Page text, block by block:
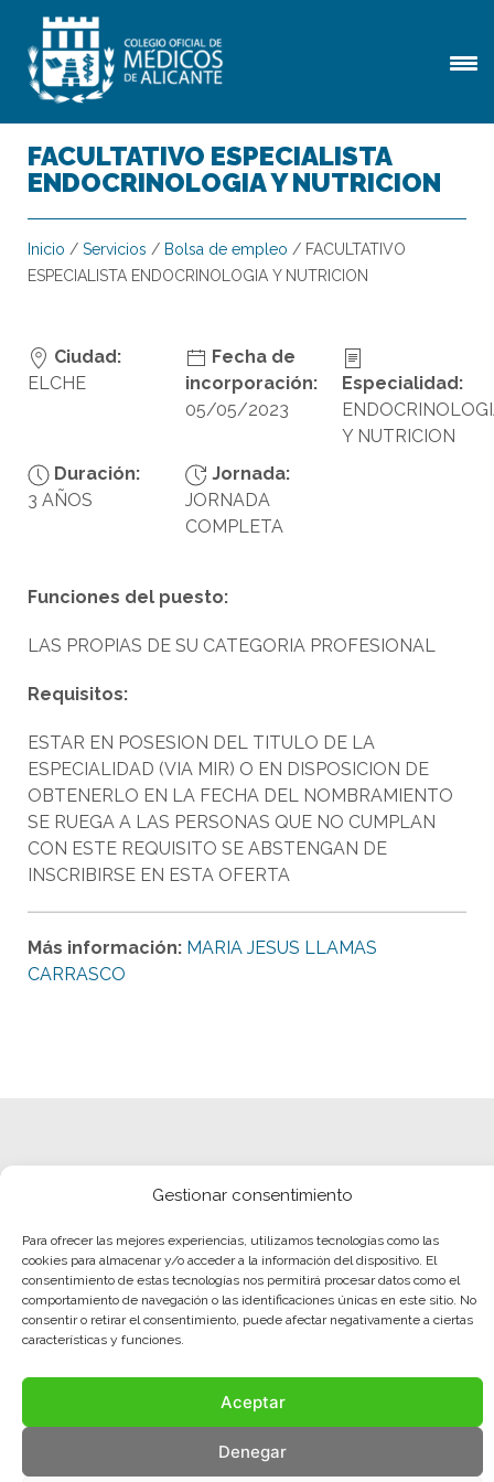
Gestionar consentimiento
Para ofrecer las mejores experiencias, utilizamos tecnologías como las
cookies para almacenar y/o acceder a la información del dispositivo. El
consentimiento de estas tecnologías nos permitirá procesar datos como el
comportamiento de navegación o las identificaciones únicas en este sitio. No
consentir o retirar el consentimiento, puede afectar negativamente a ciertas
características y funciones.
Aceptar
Denegar
FACULTATIVO ESPECIALISTA
ENDOCRINOLOGIA Y NUTRICION
Inicio / Servicios / Bolsa de empleo / FACULTATIVO
ESPECIALISTA ENDOCRINOLOGIA Y NUTRICION
Ciudad:
ELCHE
Fecha de
incorporación:
05/05/2023
Especialidad:
Y NUTRICION
Duración:
3 AÑOS
Jornada:
JORNADA
COMPLETA
Funciones del puesto:
LAS PROPIAS DE SU CATEGORIA PROFESIONAL
Requisitos:
ESTAR EN POSESION DEL TITULO DE LA
ESPECIALIDAD (VIA MIR) O EN DISPOSICION DE
OBTENERLO EN LA FECHA DEL NOMBRAMIENTO
SE RUEGA A LAS PERSONAS QUE NO CUMPLAN
CON ESTE REQUISITO SE ABSTENGAN DE
INSCRIBIRSE EN ESTA OFERTA
Más información: MARIA JESUS LLAMAS
CARRASCO